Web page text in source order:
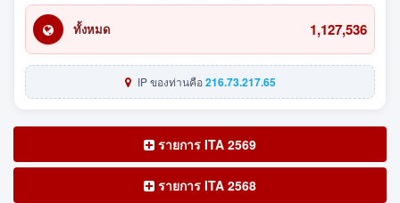
ทั้งหมด 1,127,536
IP ของท่านคือ216.73.217.65
รายการ ITA 2569
รายการ ITA 2568